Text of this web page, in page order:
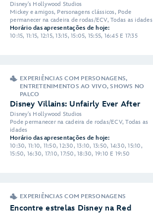
Disney's Hollywood Studios
Mickey e amigos, Personagens clássicos, Pode
permanecer na cadeira de rodas/ECV, Todas as idades
Horário das apresentações de hoje:
10:15, 11:15, 12:15, 13:15, 15:05, 15:55, 16:45 E 17:35
EXPERIÊNCIAS COM PERSONAGENS,
ENTRETENIMENTOS AO VIVO, SHOWS NO
PALCO
Disney Villains: Unfairly Ever After
Disney's Hollywood Studios
Pode permanecer na cadeira de rodas/ECV, Todas as
idades
Horário das apresentações de hoje:
10:30, 11:10, 11:50, 12:30, 13:10, 13:50, 14:30, 15:10,
15:50, 16:30, 17:10, 17:50, 18:30, 19:10 E 19:50
EXPERIÊNCIAS COM PERSONAGENS
Encontre estrelas Disney na Red